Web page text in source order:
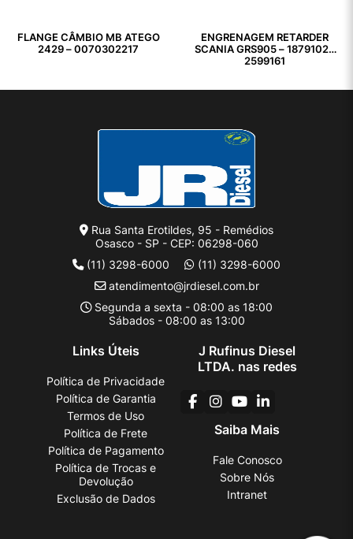
FLANGE CÂMBIO MB ATEGO
2429 – 0070302217
ENGRENAGEM RETARDER
SCANIA GRS905 – 1879102 /
2599161
Rua Santa Erotildes, 95 - Remédios
Osasco - SP - CEP: 06298-060
(11) 3298-6000
(11) 3298-6000
atendimento@jrdiesel.com.br
Segunda a sexta - 08:00 as 18:00
Sábados - 08:00 as 13:00
Links Úteis
Política de Privacidade
Política de Garantia
Termos de Uso
Política de Frete
Política de Pagamento
Política de Trocas e
Devolução
Exclusão de Dados
J Rufinus Diesel
LTDA. nas redes
Saiba Mais
Fale Conosco
Sobre Nós
Intranet